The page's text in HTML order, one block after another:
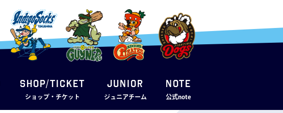
SHOP/TICKET
ショップ・チケット
JUNIOR
ジュニアチーム
note
公式note